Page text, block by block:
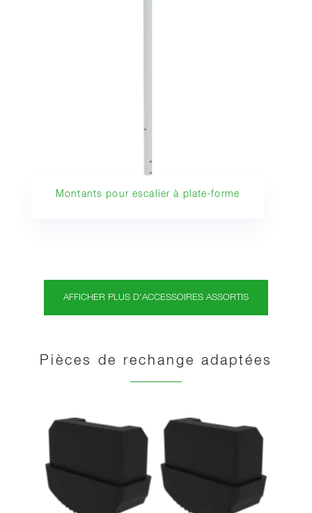
Montants pour escalier à plate-forme
AFFICHER PLUS D'ACCESSOIRES ASSORTIS
Pièces de rechange adaptées